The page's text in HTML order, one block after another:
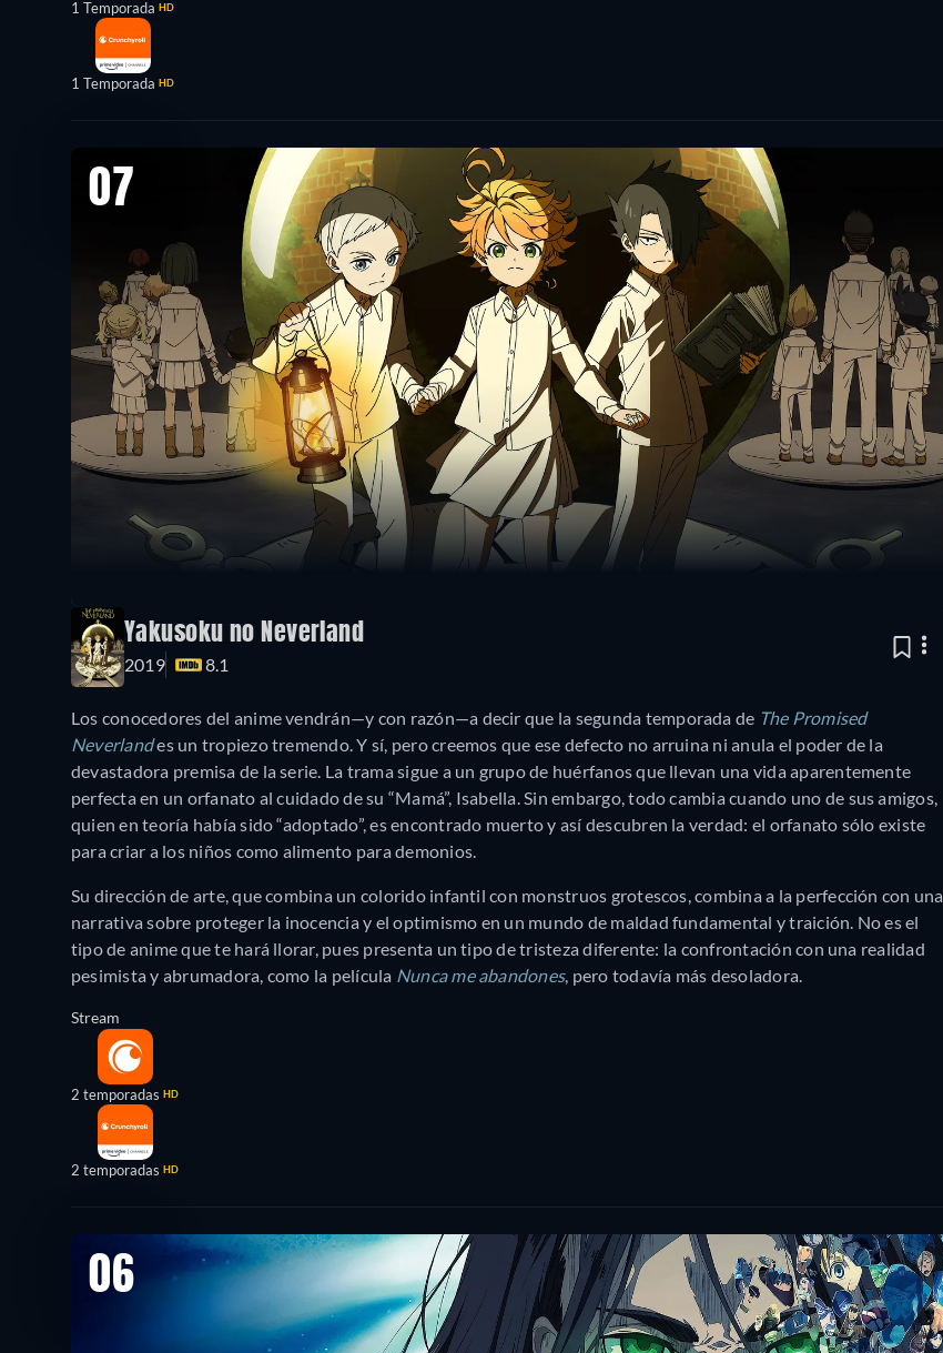
1 Temporada HD
1 Temporada HD
07
Yakusoku no Neverland
2019 8.1
Los conocedores del anime vendrán—y con razón—a decir que la segunda temporada de The Promised
Neverlandes un tropiezo tremendo. Y sí, pero creemos que ese defecto no arruina ni anula el poder de la
devastadora premisa de la serie. La trama sigue a un grupo de huérfanos que llevan una vida aparentemente
perfecta en un orfanato al cuidado de su “Mamá”, Isabella. Sin embargo, todo cambia cuando uno de sus amigos,
quien en teoría había sido “adoptado”, es encontrado muerto y así descubren la verdad: el orfanato sólo existe
para criar a los niños como alimento para demonios.
Su dirección de arte, que combina un colorido infantil con monstruos grotescos, combina a la perfección con una
narrativa sobre proteger la inocencia y el optimismo en un mundo de maldad fundamental y traición. No es el
tipo de anime que te hará llorar, pues presenta un tipo de tristeza diferente: la confrontación con una realidad
pesimista y abrumadora, como la película Nunca me abandones, pero todavía más desoladora.
Stream
2 temporadas HD
2 temporadas HD
06